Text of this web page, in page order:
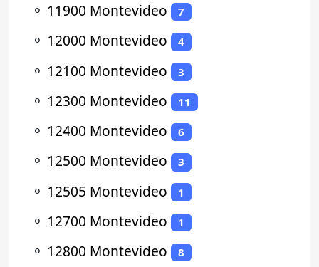
⚬ 11900 Montevideo 7
⚬ 12000 Montevideo 4
⚬ 12100 Montevideo 3
⚬ 12300 Montevideo 11
⚬ 12400 Montevideo 6
⚬ 12500 Montevideo 3
⚬ 12505 Montevideo 1
⚬ 12700 Montevideo 1
⚬ 12800 Montevideo 8